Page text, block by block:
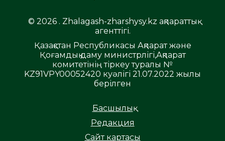
© 2026 . Zhalagash-zharshysy.kz ақпараттық
агенттігі.
Қазақстан Республикасы Ақпарат және
Қоғамдық даму министрлігі,Ақпарат
комитетінің тіркеу туралы №
KZ91VPY00052420 куәлігі 21.07.2022 жылы
берілген
Басшылық
Редакция
Сайт картасы